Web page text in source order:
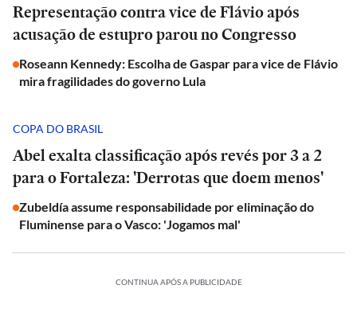
Representação contra vice de Flávio após
acusação de estupro parou no Congresso
Roseann Kennedy: Escolha de Gaspar para vice de Flávio
mira fragilidades do governo Lula
COPA DO BRASIL
Abel exalta classificação após revés por 3 a 2
para o Fortaleza: 'Derrotas que doem menos'
Zubeldía assume responsabilidade por eliminação do
Fluminense para o Vasco: 'Jogamos mal'
CONTINUA APÓS A PUBLICIDADE